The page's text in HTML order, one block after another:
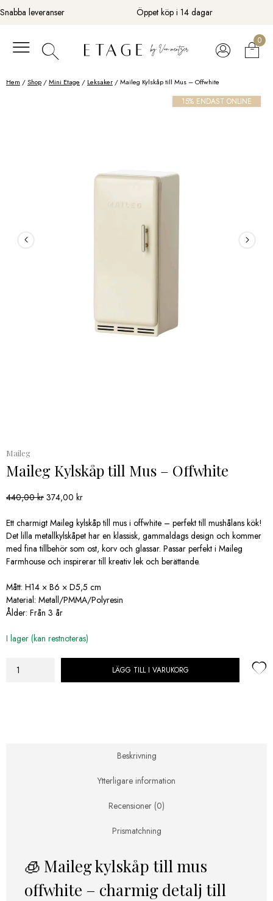
Fortsätt
till
Snabba leveranser Öppet köp i 14 dagar
0
Hem /Shop /Mini Etage / Leksaker / Maileg Kylskåp till Mus – Offwhite
15% ENDAST ONLINE
Maileg
Maileg Kylskåp till Mus – Offwhite
440,00kr Det
priset
var:
440,00 kr.
374,00 krDet
priset
är:
374,00 kr.
Ett charmigt Maileg kylskåp till mus i offwhite – perfekt till mushålans kök!
Det lilla metallkylskåpet har en klassisk, gammaldags design och kommer
med fina tillbehör som ost, korv och glassar. Passar perfekt i Maileg
Farmhouse och inspirerar till kreativ lek och berättande.
Mått: H14 × B6 × D5,5 cm
Material: Metall/PMMA/Polyresin
Ålder: Från 3 år
I lager (kan restnoteras)
Maileg
LÄGG TILL I VARUKORG
Beskrivning
Ytterligare information
Recensioner (0)
Prismatchning
🧊 Maileg kylskåp till mus
offwhite – charmig detalj till